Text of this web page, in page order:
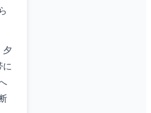
夕
に